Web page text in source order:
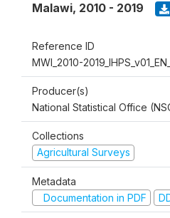
Malawi, 2010 - 2019
Reference ID
MWI_2010-
Producer(s)
National Statistical Office
Collections
Agricultural Surveys
Metadata
Documentation in PDF